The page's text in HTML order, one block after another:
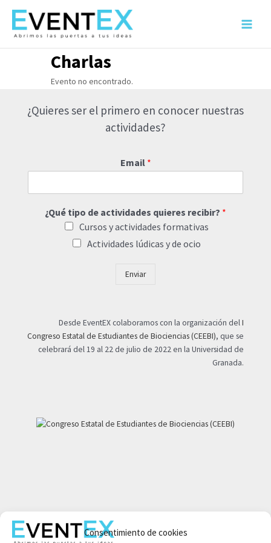
Consentimiento de cookies
contenido
Main
Charlas
Evento no encontrado.
¿Quieres ser el primero en conocer nuestras
actividades?
Email *
¿Qué tipo de actividades quieres recibir? *
Cursos y actividades formativas
Actividades lúdicas y de ocio
Enviar
Desde EventEX colaboramos con la organización delI
Congreso Estatal de Estudiantes de Biociencias (CEEBI), que se
celebrará del 19 al 22 de julio de 2022 en la Universidad de
Granada.
Aviso legal